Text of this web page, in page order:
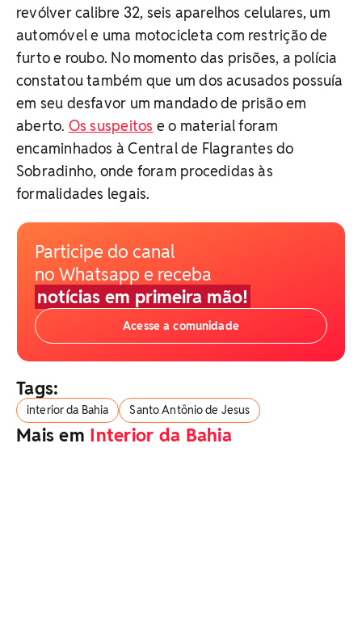
revólver calibre 32, seis aparelhos celulares, um
automóvel e uma motocicleta com restrição de
furto e roubo. No momento das prisões, a polícia
constatou também que um dos acusados possuía
em seu desfavor um mandado de prisão em
aberto. Os suspeitos e o material foram
encaminhados à Central de Flagrantes do
Sobradinho, onde foram procedidas às
formalidades legais.
Participe do canal
no Whatsapp e receba
notícias em primeira mão!
Acesse a comunidade
Tags:
interior da Bahia Santo Antônio de Jesus
Mais em Interior da Bahia